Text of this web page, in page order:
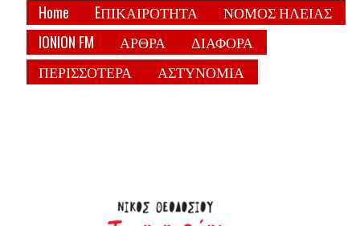
Home EΠΙΚΑΙΡΟΤΗΤΑ
ΝΟΜΟΣ ΗΛΕΙΑΣ
IONION FM
ΑΡΘΡΑ
ΔΙΑΦΟΡΑ
ΠΕΡΙΣΣΟΤΕΡΑ
ΑΣΤΥΝΟΜΙΑ